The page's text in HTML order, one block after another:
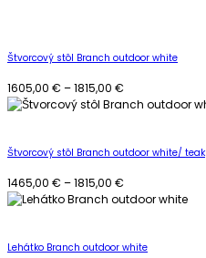
Štvorcový stôl Branch outdoor white
1605,00 € –1815,00 €
range:
1815,00 €
Štvorcový stôl Branch outdoor white/ teak
1465,00 € –1815,00 €
range:
1815,00 €
Lehátko Branch outdoor white